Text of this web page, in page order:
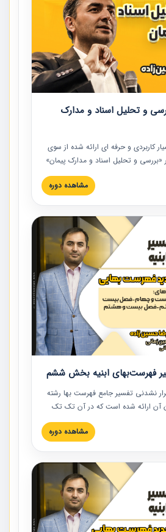
و تحلیل اسناد و مدارک
کاربردی و حرفه‏ ای ارائه شده از سوی
«بررسی و تحلیل اسناد و مدارک پیمان»
شریف ارائه شد. در این آموزش
و مدارک پیمان، اولویت بندی اسناد
عملی در این خصوص ارائه شده است.
مشاهده دوره
فهرست‌بهای ابنیه بخش ششم
نشدنی تفسیر جامع فهرست بها رشته
آن ارائه شده است که در آن تک تک
بها تفسیر و ارائه شده است. این
بوده و به همراه تصاویر عملیات
مدیر پروژه مهندسی
بها رشته ابنیه ارائه شده و به تمام
صنعت ساخت در حال فعالیت هستند حتما
این دوره استفاده نمایند.
مشاهده دوره